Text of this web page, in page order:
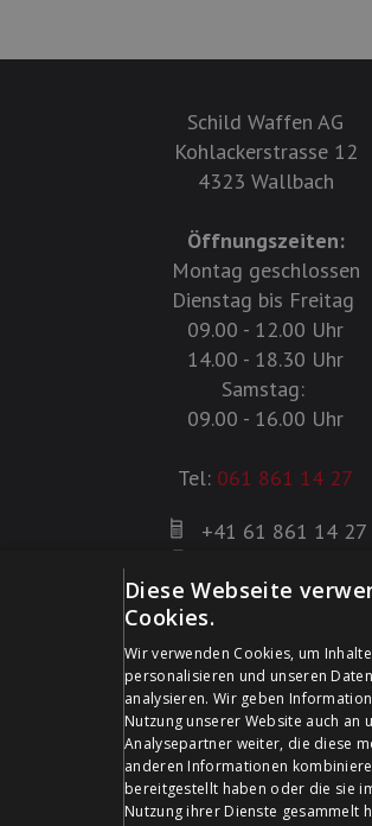
Schild Waffen AG
Kohlackerstrasse 12
4323 Wallbach
Öffnungszeiten:
Montag geschlossen
Dienstag bis Freitag
09.00 - 12.00 Uhr
14.00 - 18.30 Uhr
Samstag:
09.00 - 16.00 Uhr
Tel: 061 861 14 27
+41 61 861 14 27
Zahlungsmittel
Besuchen Sie uns in den Sozialen
Diese Webseite
Cookies.
Wir verwenden Cookies, um
personalisieren und unseren
analysieren. Wir geben
Nutzung unserer Website auch an
Analysepartner weiter, die diese
anderen Informationen
bereitgestellt haben oder die sie
Nutzung ihrer Dienste gesammelt